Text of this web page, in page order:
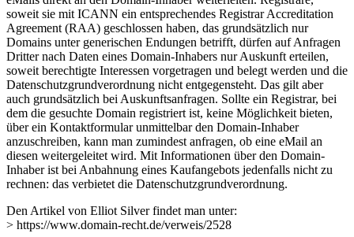
soweit sie mit ICANN ein entsprechendes Registrar Accreditation
Agreement (RAA) geschlossen haben, das grundsätzlich nur
Domains unter generischen Endungen betrifft, dürfen auf Anfragen
Dritter nach Daten eines Domain-Inhabers nur Auskunft erteilen,
soweit berechtigte Interessen vorgetragen und belegt werden und die
Datenschutzgrundverordnung nicht entgegensteht. Das gilt aber
auch grundsätzlich bei Auskunftsanfragen. Sollte ein Registrar, bei
dem die gesuchte Domain registriert ist, keine Möglichkeit bieten,
über ein Kontaktformular unmittelbar den Domain-Inhaber
anzuschreiben, kann man zumindest anfragen, ob eine eMail an
diesen weitergeleitet wird. Mit Informationen über den Domain-
Inhaber ist bei Anbahnung eines Kaufangebots jedenfalls nicht zu
rechnen: das verbietet die Datenschutzgrundverordnung.
Den Artikel von Elliot Silver findet man unter:
> https://www.domain-recht.de/verweis/2528